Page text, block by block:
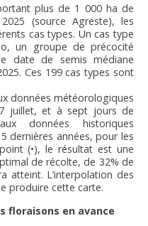
plus de 1 000 ha de
(source Agreste), les
cas types. Un cas type
un groupe de précocité
date de semis médiane
Ces 199 cas types sont
données météorologiques
juillet, et à sept jours de
données historiques
dernières années, pour les
(•), le résultat est une
de récolte, de 32% de
atteint. L’interpolation des
produire cette carte.
floraisons en avance